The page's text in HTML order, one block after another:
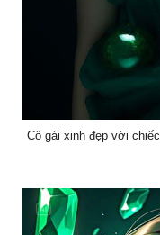
Cô gái xinh đẹp với